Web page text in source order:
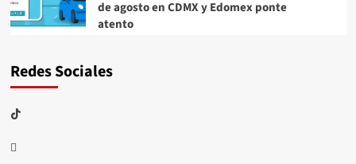
de agosto en CDMX y Edomex ponte
atento
Redes Sociales
TikTok
threads